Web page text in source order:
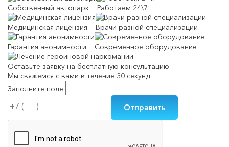
Собственный автопарк Работаем 24\7
Медицинская лицензия Врачи разной специализации
Гарантия анонимности Современное оборудование
Оставьте заявку на бесплатную консультацию
Мы свяжемся с вами в течение 30 секунд
Заполните поле